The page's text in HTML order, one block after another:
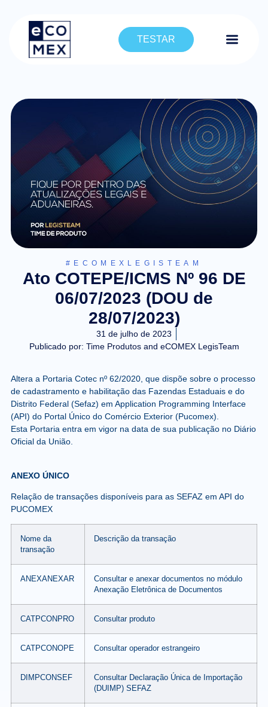
TESTAR
#ECOMEXLEGISTEAM
Ato COTEPE/ICMS Nº 96 DE
06/07/2023 (DOU de
28/07/2023)
31 de julho de 2023
Publicado por: Time Produtos and eCOMEX LegisTeam
Altera a Portaria Cotec nº 62/2020, que dispõe sobre o processo
de cadastramento e habilitação das Fazendas Estaduais e do
Distrito Federal (Sefaz) em Application Programming Interface
(API) do Portal Único do Comércio Exterior (Pucomex).
Esta Portaria entra em vigor na data de sua publicação no Diário
Oficial da União.
ANEXO ÚNICO
Relação de transações disponíveis para as SEFAZ em API do
PUCOMEX
Nome da
transação
Descrição da transação
ANEXANEXAR
Consultar e anexar documentos no módulo
Anexação Eletrônica de Documentos
CATPCONPRO Consultar produto
CATPCONOPE Consultar operador estrangeiro
DIMPCONSEF
Consultar Declaração Única de Importação
(DUIMP) SEFAZ